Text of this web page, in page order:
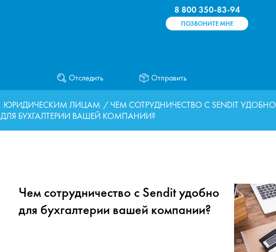
8 800 350-83-94
ПОЗВОНИТЕ МНЕ
Отследить Отправить
ЮРИДИЧЕСКИМ ЛИЦАМ / ЧЕМ СОТРУДНИЧЕСТВО С SENDIT УДОБНО
ДЛЯ БУХГАЛТЕРИИ ВАШЕЙ КОМПАНИИ?
Чем сотрудничество с Sendit удобно
для бухгалтерии вашей компании?